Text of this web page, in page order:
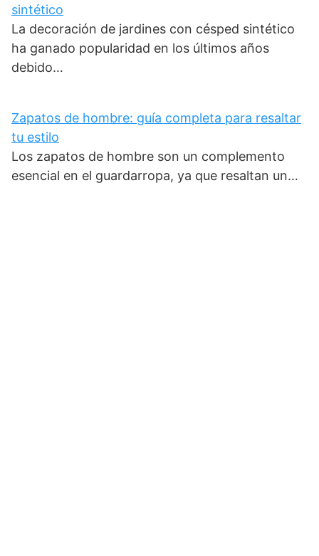
sintético
La decoración de jardines con césped sintético
ha ganado popularidad en los últimos años
debido…
Zapatos de hombre: guía completa para resaltar
tu estilo
Los zapatos de hombre son un complemento
esencial en el guardarropa, ya que resaltan un…